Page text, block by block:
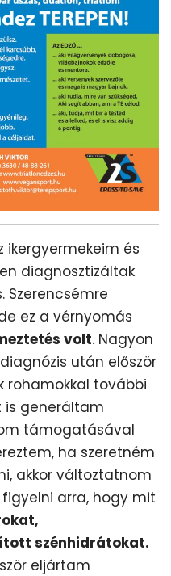
ikergyermekeim és
diagnosztizáltak
ez a vérnyomás
volt. Nagyon
után először
rohamokkal további
is generáltam
támogatásával
ha szeretném
akkor változtatnom
arra, hogy mit
szénhidrátokat.
eljártam